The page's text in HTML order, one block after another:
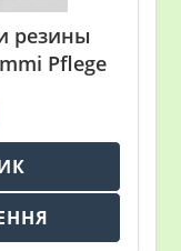
резины
Pflege